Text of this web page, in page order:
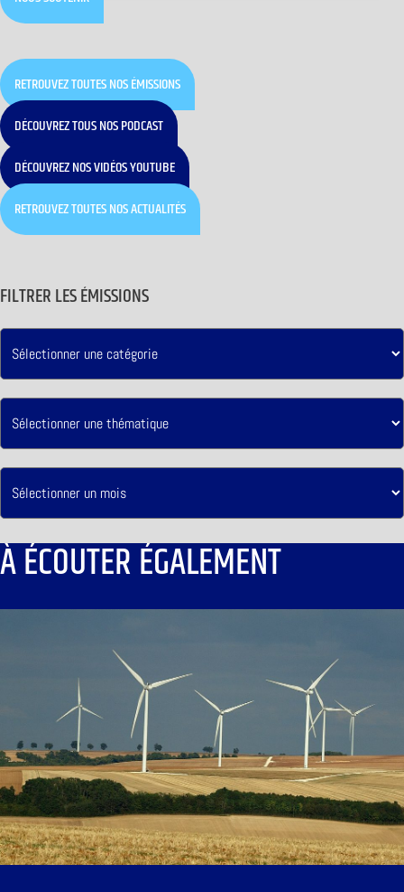
RETROUVEZ TOUTES NOS ÉMISSIONS
DÉCOUVREZ TOUS NOS PODCAST
DÉCOUVREZ NOS VIDÉOS YOUTUBE
RETROUVEZ TOUTES NOS ACTUALITÉS
FILTRER LES ÉMISSIONS
À ÉCOUTER ÉGALEMENT